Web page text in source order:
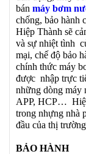
bán máy bơm
chống, bảo hành
Hiệp Thành sẽ
và sự nhiệt tình
mại, chế độ bảo
chính thức máy
được nhập trực
những dòng máy
APP, HCP…
trong nhựng nhà
đầu của thị trường
BẢO HÀNH